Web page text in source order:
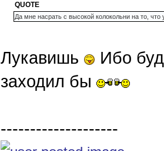
QUOTE
Да мне насрать с высокой колокольни на то, что
Лукавишь
Ибо
заходил бы
--------------------